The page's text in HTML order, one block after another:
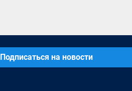
Подписаться на новости